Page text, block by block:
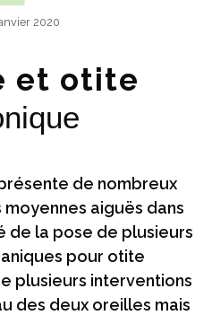
2020
et otite
présente de nombreux
aiguës dans
de la pose de plusieurs
pour otite
plusieurs interventions
des deux oreilles mais